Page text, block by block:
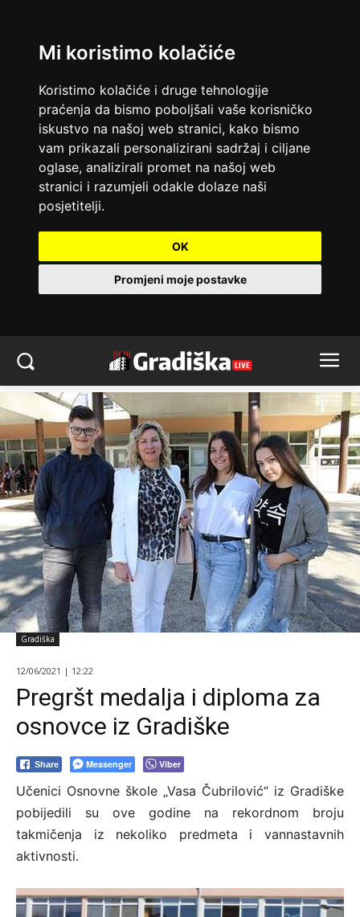
Mi koristimo kolačiće
Koristimo kolačiće i druge tehnologije
praćenja da bismo poboljšali vaše korisničko
iskustvo na našoj web stranici, kako bismo
vam prikazali personalizirani sadržaj i ciljane
oglase, analizirali promet na našoj web
stranici i razumjeli odakle dolaze naši
posjetitelji.
OK
Promjeni moje postavke
Gradiška
12/06/2021 | 12:22
Pregršt medalja i diploma za
osnovce iz Gradiške
Share Messenger Viber
Učenici Osnovne škole „Vasa Čubrilović“ iz Gradiške
pobijedili su ove godine na rekordnom broju
takmičenja iz nekoliko predmeta i vannastavnih
aktivnosti.